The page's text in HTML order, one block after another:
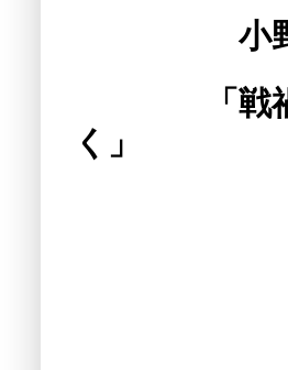
小野寺翔
「戦禍の
く」